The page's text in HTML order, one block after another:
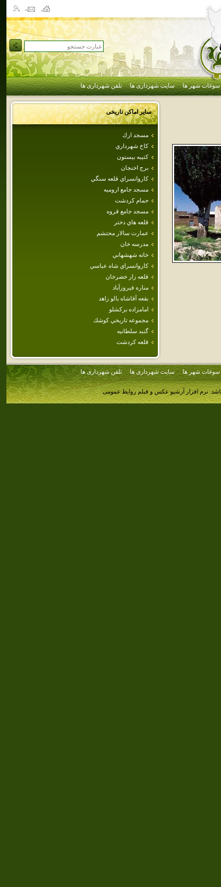
سوغات شهر ها سایت شهرداری ها تلفن شهرداری ها
سایر اماکن تاریخی
مسجد ارك
كاخ شهرداري
كتيبه بيستون
برج اخنجان
كاروانسراي‌ قلعه‌ سنگي‌
مسجد جامع اروميه
حمام كردشت
مسجد جامع قروه
قلعه هاي‌ دختر
عمارت‌ سالار محتشم‌
مدرسه خان
خانه شهشهاني
كاروانسراي شاه عباسي
قلعه‌ زار خضرخان‌
مناره فيروزآباد
بقعه آقاشاه بالو زاهد
امامزاده بركشلو
مجموعه تاريخي كوشك
گنبد سلطانيه
قلعه كردشت
سوغات شهر ها سایت شهرداری ها تلفن شهرداری ها
نرم افزار آرشیو عکس و فیلم روابط عمومی